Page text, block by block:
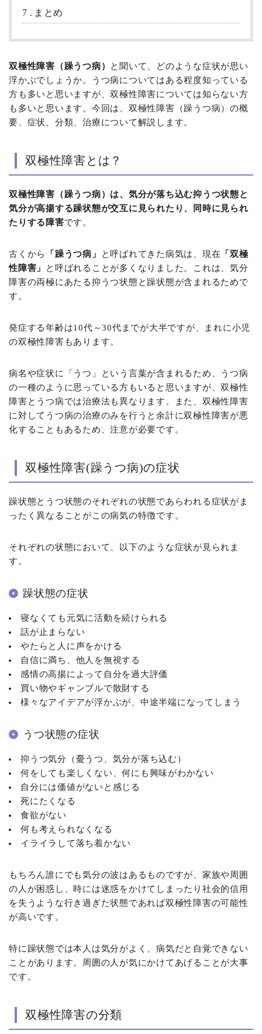
7 まとめ
双極性障害（躁うつ病）
と聞いて、どのような症状が思い
浮かぶでしょうか。うつ病についてはある程度知っている
方も多いと思いますが、双極性障害については知らない方
も多いと思います。今回は、双極性障害（躁うつ病）の概
要、症状、分類、治療について解説します。
双極性障害とは？
双極性障害（躁うつ病）は、気分が落ち込む抑うつ状態と
気分が高揚する躁状態が交互に見られたり、同時に見られ
たりする障害です。
古くから 「躁うつ病」 と呼ばれてきた病気は、現在 「双極
性障害」
と呼ばれることが多くなりました。これは、気分
障害の両極にあたる抑うつ状態と躁状態が含まれるためで
す。
発症する年齢は10代～30代までが大半ですが、まれに小児
の双極性障害もあります。
病名や症状に「うつ」という言葉が含まれるため、うつ病
の一種のように思っている方もいると思いますが、双極性
障害とうつ病では治療法も異なります。また、双極性障害
に対してうつ病の治療のみを行うと余計に双極性障害が悪
化することもあるため、注意が必要です。
双極性障害(躁うつ病)の症状
躁状態とうつ状態のそれぞれの状態であらわれる症状がま
ったく異なることがこの病気の特徴です。
それぞれの状態において、以下のような症状が見られま
す。
躁状態の症状
寝なくても元気に活動を続けられる
話が止まらない
やたらと人に声をかける
自信に満ち、他人を無視する
感情の高揚によって自分を過大評価
買い物やギャンブルで散財する
様々なアイデアが浮かぶが、中途半端になってしまう
うつ状態の症状
抑うつ気分（憂うつ、気分が落ち込む）
何をしても楽しくない、何にも興味がわかない
自分には価値がないと感じる
死にたくなる
食欲がない
何も考えられなくなる
イライラして落ち着かない
もちろん誰にでも気分の波はあるものですが、家族や周囲
の人が困惑し、時には迷惑をかけてしまったり社会的信用
を失うような行き過ぎた状態であれば双極性障害の可能性
が高いです。
特に躁状態では本人は気分がよく、病気だと自覚できない
ことがあります。周囲の人が気にかけてあげることが大事
です。
双極性障害の分類